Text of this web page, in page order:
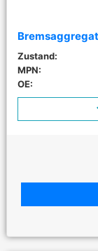
Zustand:
MPN:
OE: